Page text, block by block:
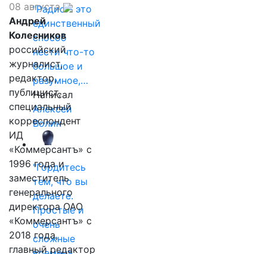
"Радио - это
единственный
способ
нести что-то
большое и
разумное,…
Написал
Алексей
Волин
"Гордитесь
тем, что вы
делаете.
Простые и
очень
сложные
08 августа
Андрей
Колесников
российский
журналист,
редактор,
публицист,
специальный
корреспондент
ИД
«Коммерсантъ» с
1996 года и
заместитель
генерального
директора ОАО
«Коммерсантъ» с
2018 года,
главный редактор